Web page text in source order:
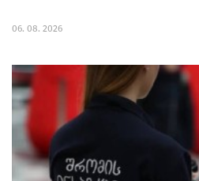
06. 08. 2026